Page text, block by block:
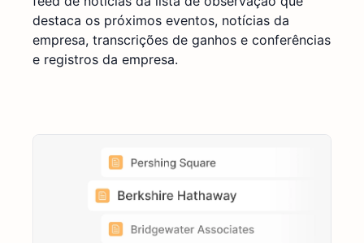
destaca os próximos eventos, notícias da
empresa, transcrições de ganhos e conferências
e registros da empresa.